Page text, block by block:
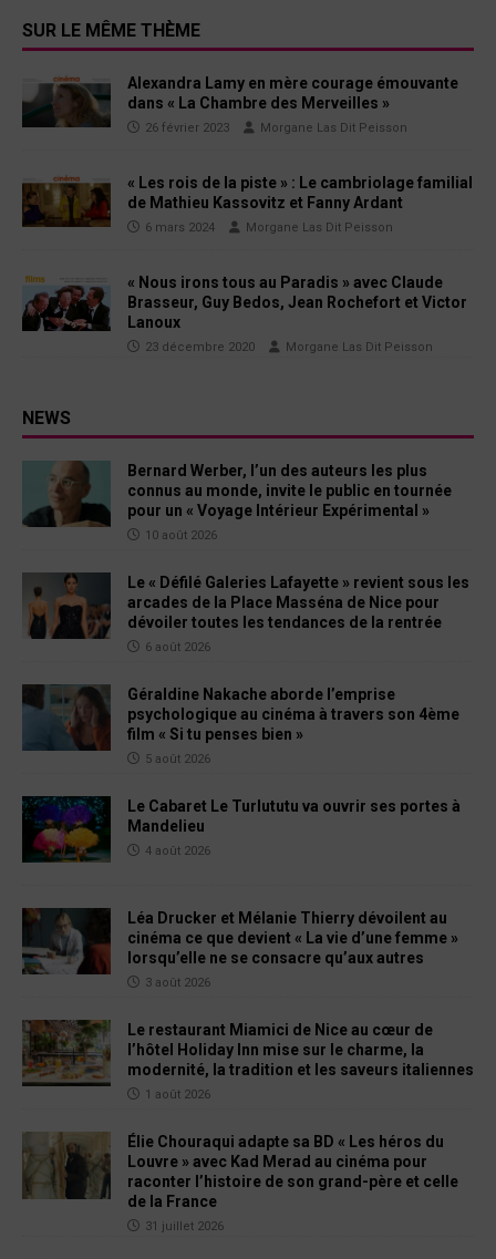
SUR LE MÊME THÈME
Alexandra Lamy en mère courage émouvante
dans « La Chambre des Merveilles »
26 février 2023 Morgane Las Dit Peisson
« Les rois de la piste » : Le cambriolage familial
de Mathieu Kassovitz et Fanny Ardant
6 mars 2024 Morgane Las Dit Peisson
« Nous irons tous au Paradis » avec Claude
Brasseur, Guy Bedos, Jean Rochefort et Victor
Lanoux
23 décembre 2020 Morgane Las Dit Peisson
NEWS
Bernard Werber, l’un des auteurs les plus
connus au monde, invite le public en tournée
pour un « Voyage Intérieur Expérimental »
10 août 2026
Le « Défilé Galeries Lafayette » revient sous les
arcades de la Place Masséna de Nice pour
dévoiler toutes les tendances de la rentrée
6 août 2026
Géraldine Nakache aborde l’emprise
psychologique au cinéma à travers son 4ème
film « Si tu penses bien »
5 août 2026
Le Cabaret Le Turlututu va ouvrir ses portes à
Mandelieu
4 août 2026
Léa Drucker et Mélanie Thierry dévoilent au
cinéma ce que devient « La vie d’une femme »
lorsqu’elle ne se consacre qu’aux autres
3 août 2026
Le restaurant Miamici de Nice au cœur de
l’hôtel Holiday Inn mise sur le charme, la
modernité, la tradition et les saveurs italiennes
1 août 2026
Élie Chouraqui adapte sa BD « Les héros du
Louvre » avec Kad Merad au cinéma pour
raconter l’histoire de son grand-père et celle
de la France
31 juillet 2026